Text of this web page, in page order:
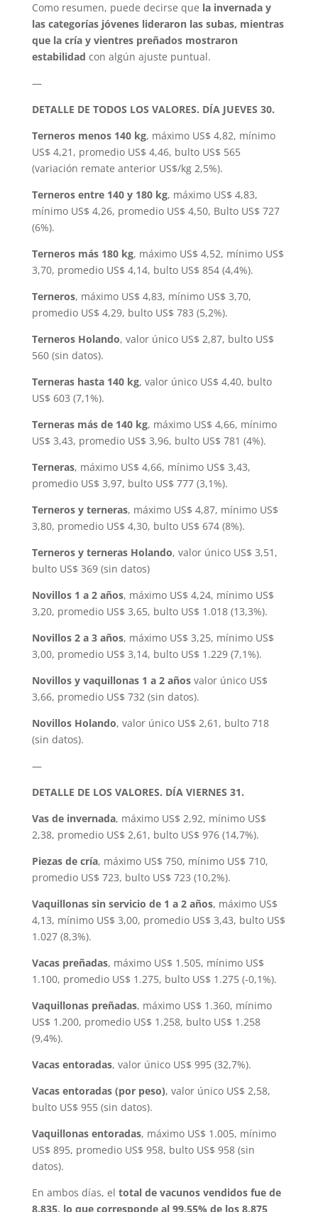
Como resumen, puede decirse que la invernada y
las categorías jóvenes lideraron las subas, mientras
que la cría y vientres preñados mostraron
estabilidad con algún ajuste puntual.
—
DETALLE DE TODOS LOS VALORES. DÍA JUEVES 30.
Terneros menos 140 kg, máximo US$ 4,82, mínimo
US$ 4,21, promedio US$ 4,46, bulto US$ 565
(variación remate anterior US$/kg 2,5%).
Terneros entre 140 y 180 kg, máximo US$ 4,83,
mínimo US$ 4,26, promedio US$ 4,50, Bulto US$ 727
(6%).
Terneros más 180 kg, máximo US$ 4,52, mínimo US$
3,70, promedio US$ 4,14, bulto US$ 854 (4,4%).
Terneros, máximo US$ 4,83, mínimo US$ 3,70,
promedio US$ 4,29, bulto US$ 783 (5,2%).
Terneros Holando, valor único US$ 2,87, bulto US$
560 (sin datos).
Terneras hasta 140 kg, valor único US$ 4,40, bulto
US$ 603 (7,1%).
Terneras más de 140 kg, máximo US$ 4,66, mínimo
US$ 3,43, promedio US$ 3,96, bulto US$ 781 (4%).
Terneras, máximo US$ 4,66, mínimo US$ 3,43,
promedio US$ 3,97, bulto US$ 777 (3,1%).
Terneros y terneras, máximo US$ 4,87, mínimo US$
3,80, promedio US$ 4,30, bulto US$ 674 (8%).
Terneros y terneras Holando, valor único US$ 3,51,
bulto US$ 369 (sin datos)
Novillos 1 a 2 años, máximo US$ 4,24, mínimo US$
3,20, promedio US$ 3,65, bulto US$ 1.018 (13,3%).
Novillos 2 a 3 años, máximo US$ 3,25, mínimo US$
3,00, promedio US$ 3,14, bulto US$ 1.229 (7,1%).
Novillos y vaquillonas 1 a 2 añosvalor único US$
3,66, promedio US$ 732 (sin datos).
Novillos Holando, valor único US$ 2,61, bulto 718
(sin datos).
—
DETALLE DE LOS VALORES. DÍA VIERNES 31.
Vas de invernada, máximo US$ 2,92, mínimo US$
2,38, promedio US$ 2,61, bulto US$ 976 (14,7%).
Piezas de cría, máximo US$ 750, mínimo US$ 710,
promedio US$ 723, bulto US$ 723 (10,2%).
Vaquillonas sin servicio de 1 a 2 años, máximo US$
4,13, mínimo US$ 3,00, promedio US$ 3,43, bulto US$
1.027 (8,3%).
Vacas preñadas, máximo US$ 1.505, mínimo US$
1.100, promedio US$ 1.275, bulto US$ 1.275 (-0,1%).
Vaquillonas preñadas, máximo US$ 1.360, mínimo
US$ 1.200, promedio US$ 1.258, bulto US$ 1.258
(9,4%).
Vacas entoradas, valor único US$ 995 (32,7%).
Vacas entoradas (por peso), valor único US$ 2,58,
bulto US$ 955 (sin datos).
Vaquillonas entoradas, máximo US$ 1.005, mínimo
US$ 895, promedio US$ 958, bulto US$ 958 (sin
datos).
En ambos días, el total de vacunos vendidos fue de
8.835, lo que corresponde al 99,55% de los 8.875